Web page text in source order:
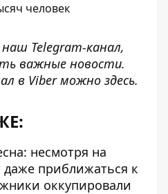
человек
наш Telegram-канал,
важные новости.
в Viber можно здесь.
несмотря на
даже приближаться к
оккупировали